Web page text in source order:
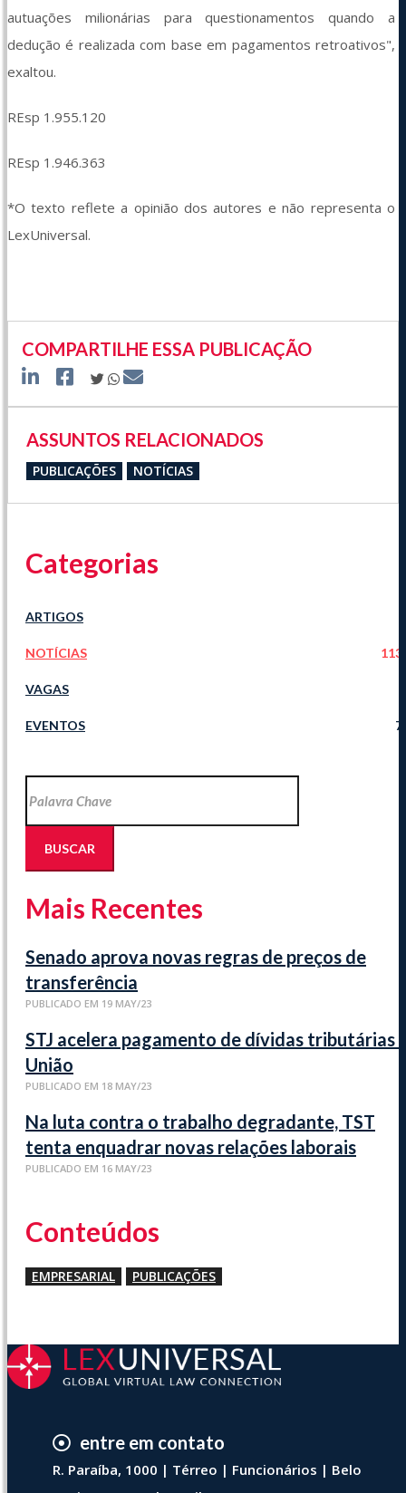
autuações milionárias para questionamentos quando a
dedução é realizada com base em pagamentos retroativos",
exaltou.
REsp 1.955.120
REsp 1.946.363
*O texto reflete a opinião dos autores e não representa o
LexUniversal.
COMPARTILHE ESSA PUBLICAÇÃO
ASSUNTOS RELACIONADOS
PUBLICAÇÕES NOTÍCIAS
Categorias
ARTIGOS
NOTÍCIAS
VAGAS
EVENTOS
BUSCAR
Mais Recentes
Senado aprova novas regras de preços de
transferência
PUBLICADO EM 19 MAY/23
STJ acelera pagamento de dívidas tributárias
União
PUBLICADO EM 18 MAY/23
Na luta contra o trabalho degradante, TST
tenta enquadrar novas relações laborais
PUBLICADO EM 16 MAY/23
Conteúdos
EMPRESARIAL PUBLICAÇÕES
entre em contato
R. Paraíba, 1000 | Térreo | Funcionários | Belo